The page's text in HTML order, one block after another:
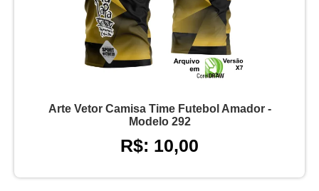
Arte Vetor Camisa Time Futebol Amador -
Modelo 292
R$: 10,00